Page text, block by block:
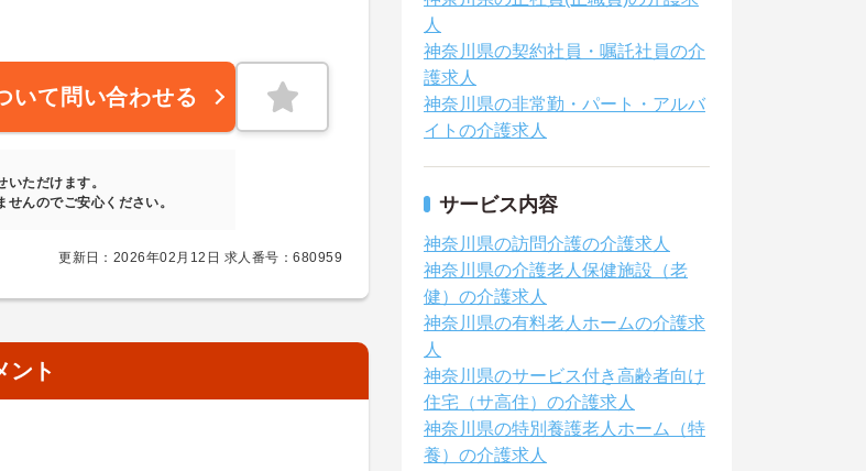
いて問い合わせる
ただけます。
んのでご安心ください。
更新日：2026年02月12日 求人番号：680959
ント
人
神奈川県の契約社員・嘱託社員の介
護求人
神奈川県の非常勤・パート・アルバ
イトの介護求人
サービス内容
神奈川県の訪問介護の介護求人
神奈川県の介護老人保健施設（老
健）の介護求人
神奈川県の有料老人ホームの介護求
人
神奈川県のサービス付き高齢者向け
住宅（サ高住）の介護求人
神奈川県の特別養護老人ホーム（特
養）の介護求人